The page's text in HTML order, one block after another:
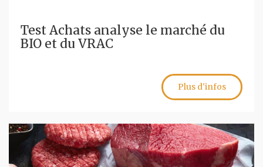
Test Achats analyse le marché du
BIO et du VRAC
Plus d'infos